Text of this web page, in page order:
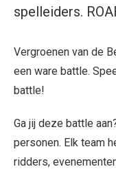
spelleiders.
Vergroenen van de
een ware battle.
battle!
Ga jij deze battle
personen. Elk team
ridders,